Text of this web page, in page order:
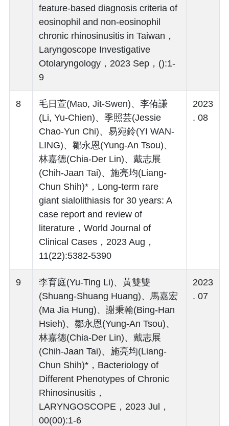
feature-based diagnosis criteria of
eosinophil and non-eosinophil
chronic rhinosinusitis in Taiwan，
Laryngoscope Investigative
Otolaryngology，2023 Sep，():1-
9
8
毛日萱(Mao, Jit-Swen)、李侑謙
(Li, Yu-Chien)、季照芸(Jessie
Chao-Yun Chi)、易宛鈴(YI WAN-
LING)、鄒永恩(Yung-An Tsou)、
林嘉德(Chia-Der Lin)、戴志展
(Chih-Jaan Tai)、施亮均(Liang-
Chun Shih)*，Long-term rare
giant sialolithiasis for 30 years: A
case report and review of
literature，World Journal of
Clinical Cases，2023 Aug，
11(22):5382-5390
2023
. 08
9
李育庭(Yu-Ting Li)、黃雙雙
(Shuang-Shuang Huang)、馬嘉宏
(Ma Jia Hung)、謝秉翰(Bing-Han
Hsieh)、鄒永恩(Yung-An Tsou)、
林嘉德(Chia-Der Lin)、戴志展
(Chih-Jaan Tai)、施亮均(Liang-
Chun Shih)*，Bacteriology of
Different Phenotypes of Chronic
Rhinosinusitis，
LARYNGOSCOPE，2023 Jul，
00(00):1-6
2023
. 07